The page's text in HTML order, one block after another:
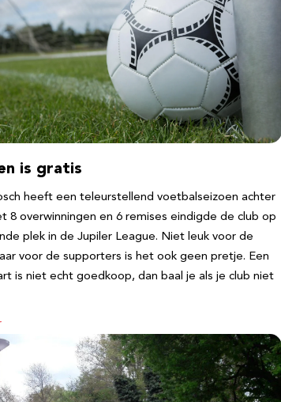
is gratis
heeft een teleurstellend voetbalseizoen achter
8 overwinningen en 6 remises eindigde de club op
plek in de Jupiler League. Niet leuk voor de
voor de supporters is het ook geen pretje. Een
is niet echt goedkoop, dan baal je als je club niet